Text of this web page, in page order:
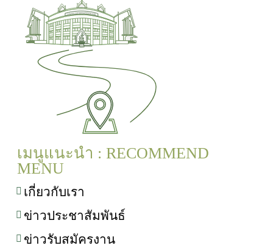
เมนูแนะนำ : RECOMMEND
MENU
เกี่ยวกับเรา
ข่าวประชาสัมพันธ์
ข่าวรับสมัครงาน